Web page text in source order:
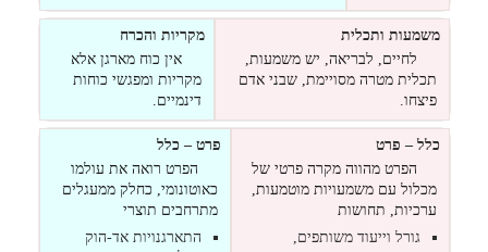
משמעות ותכלית
לחיים, לבריאה, יש משמעות,
תכלית מטרה מסויימת, שבני אדם
פיצחו.
מקריות והכרח
אין כוח מארגן אלא
מקריות ומפגשי כוחות
דינמיים.
כלל – פרט
הפרט מהווה מקרה פרטי של
מכלול עם משמעויות מוטמעות,
ערכיות, תחושות
גורל וייעוד משותפים,
פרט – כלל
הפרט רואה את עולמו
כאוטונומי, כחלק ממעגלים
מתרחבים תוצרי
התארגנויות אד-הוק